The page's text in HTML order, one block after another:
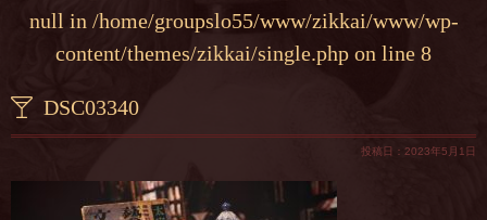
null in /home/groupslo55/www/zikkai/www/wp-
content/themes/zikkai/single.php on line 8
DSC03340
投稿日：2023年5月1日